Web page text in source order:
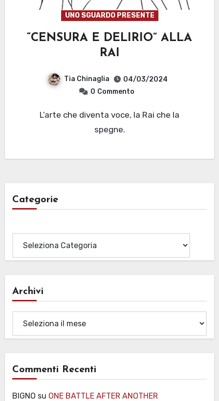
UNO SGUARDO PRESENTE
“CENSURA E DELIRIO” ALLA
RAI
Tia Chinaglia
04/03/2024
0 Commento
L’arte che diventa voce, la Rai che la
spegne.
Categorie
Archivi
Commenti Recenti
BIGNO su ONE BATTLE AFTER ANOTHER